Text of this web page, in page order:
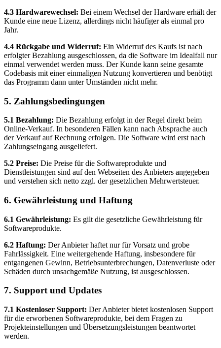
4.3 Hardwarewechsel: Bei einem Wechsel der Hardware erhält der
Kunde eine neue Lizenz, allerdings nicht häufiger als einmal pro
Jahr.
4.4 Rückgabe und Widerruf: Ein Widerruf des Kaufs ist nach
erfolgter Bezahlung ausgeschlossen, da die Software im Idealfall nur
einmal verwendet werden muss. Der Kunde kann seine gesamte
Codebasis mit einer einmaligen Nutzung konvertieren und benötigt
das Programm dann unter Umständen nicht mehr.
5. Zahlungsbedingungen
5.1 Bezahlung: Die Bezahlung erfolgt in der Regel direkt beim
Online-Verkauf. In besonderen Fällen kann nach Absprache auch
der Verkauf auf Rechnung erfolgen. Die Software wird erst nach
Zahlungseingang ausgeliefert.
5.2 Preise: Die Preise für die Softwareprodukte und
Dienstleistungen sind auf den Webseiten des Anbieters angegeben
und verstehen sich netto zzgl. der gesetzlichen Mehrwertsteuer.
6. Gewährleistung und Haftung
6.1 Gewährleistung: Es gilt die gesetzliche Gewährleistung für
Softwareprodukte.
6.2 Haftung: Der Anbieter haftet nur für Vorsatz und grobe
Fahrlässigkeit. Eine weitergehende Haftung, insbesondere für
entgangenen Gewinn, Betriebsunterbrechungen, Datenverluste oder
Schäden durch unsachgemäße Nutzung, ist ausgeschlossen.
7. Support und Updates
7.1 Kostenloser Support: Der Anbieter bietet kostenlosen Support
für die erworbenen Softwareprodukte, bei dem Fragen zu
Projekteinstellungen und Übersetzungsleistungen beantwortet
werden.